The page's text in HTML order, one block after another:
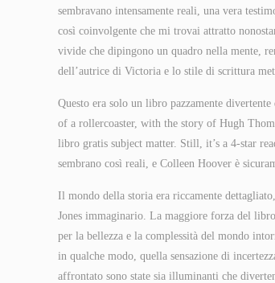
sembravano intensamente reali, una vera
così coinvolgente che mi trovai attratto
vivide che dipingono un quadro nella mente,
dell’autrice di Victoria e lo stile di scrittura
Questo era solo un libro pazzamente
of a rollercoaster, with the story of Hugh
libro gratis subject matter. Still, it’s a 4-star
sembrano così reali, e Colleen Hoover è
Il mondo della storia era riccamente
Jones immaginario. La maggiore forza del
per la bellezza e la complessità del mondo
in qualche modo, quella sensazione di
affrontato sono state sia illuminanti che